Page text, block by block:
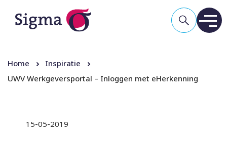
Home
Inspiratie
UWV Werkgeversportal – Inloggen met eHerkenning
15-05-2019